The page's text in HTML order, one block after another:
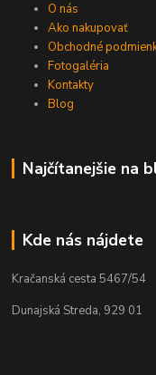
O nás
Ako nakupovať
Obchodné
Fotogaléria
Kontakty
Blog
Najčítanejšie na
Kde nás nájdete
Kračanská cesta 5467/54
Dunajská Streda, 929 01